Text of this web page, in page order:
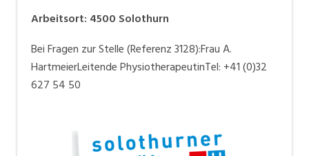
Arbeitsort: 4500 Solothurn
Bei Fragen zur Stelle (Referenz 3128):Frau A.
HartmeierLeitende PhysiotherapeutinTel: +41 (0)32
627 54 50